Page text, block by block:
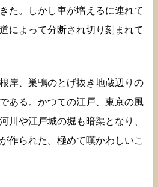
た。しかし車が増えるに連れて
によって分断され切り刻まれて
岸、巣鴨のとげ抜き地蔵辺りの
ある。かつての江戸、東京の風
川や江戸城の堀も暗渠となり、
作られた。極めて嘆かわしいこ